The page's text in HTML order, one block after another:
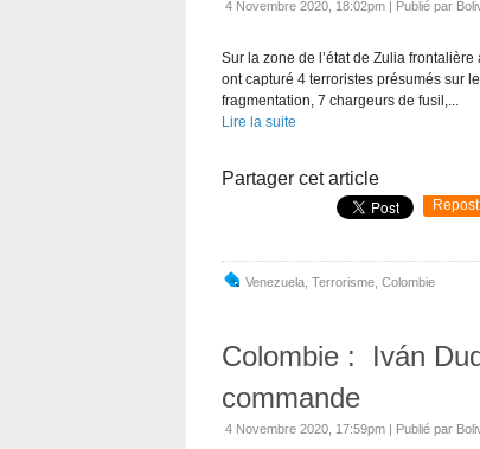
4 Novembre 2020, 18:02pm | Publié par
Sur la zone de l’état de Zulia
ont capturé 4 terroristes présumés sur
fragmentation, 7 chargeurs de fusil,...
Lire la suite
Partager cet article
Repost
Venezuela Terrorisme Colombie
Colombie : Iván
commande
4 Novembre 2020, 17:59pm | Publié par